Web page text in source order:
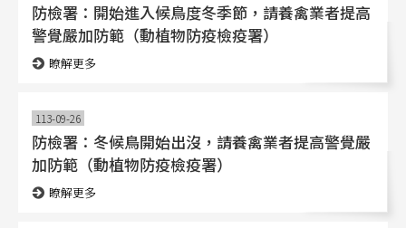
防檢署：開始進入候鳥度冬季節，請養禽業者提高
警覺嚴加防範（動植物防疫檢疫署）
瞭解更多
113-09-26
防檢署：冬候鳥開始出沒，請養禽業者提高警覺嚴
加防範（動植物防疫檢疫署）
瞭解更多